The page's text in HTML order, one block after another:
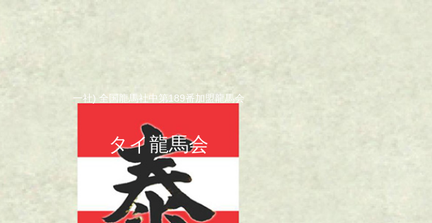
一社) 全国龍馬社中第189番加盟龍馬会
タイ龍馬会